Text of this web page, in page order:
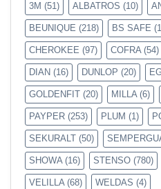
3M (51) ALBATROS (10)
BEUNIQUE (218) BS SAFE
CHEROKEE (97) COFRA(54)
DIAN (16) DUNLOP (20)
GOLDENFIT (20) MILLA(6)
PAYPER (253) PLUM (1)
SEKURALT (50)
SHOWA(16) STENSO (780)
VELILLA(68) WELDAS (4)